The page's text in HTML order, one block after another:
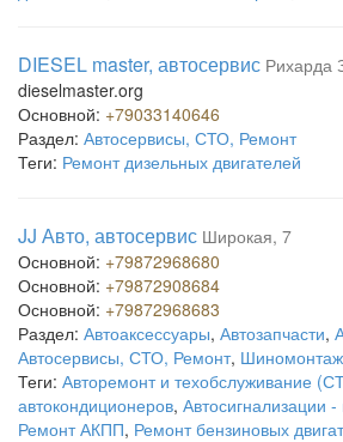
DIESEL master, автосервис Рихарда
dieselmaster.org
Основной: +79033140646
Раздел: Автосервисы, СТО, Ремонт
Теги: Ремонт дизельных двигателей
JJ Авто, автосервис Широкая, 7
Основной: +79872968680
Основной: +79872908684
Основной: +79872968683
Раздел: Автоаксессуары, Автозапчасти,
Автосервисы, СТО, Ремонт, Шиномонтаж
Теги: Авторемонт и техобслуживание
автокондиционеров, Автосигнализации
Ремонт АКПП, Ремонт бензиновых